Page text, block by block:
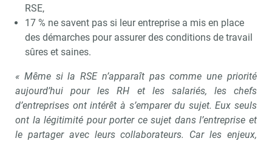
RSE,
17 % ne savent pas si leur entreprise a mis en place
des démarches pour assurer des conditions de travail
sûres et saines.
« Même si la RSE n’apparaît pas comme une priorité
aujourd’hui pour les RH et les salariés, les chefs
d’entreprises ont intérêt à s’emparer du sujet. Eux seuls
ont la légitimité pour porter ce sujet dans l’entreprise et
le partager avec leurs collaborateurs. Car les enjeux,